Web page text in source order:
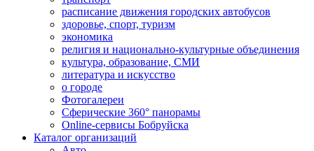
расписание движения городских автобусов
здоровье, спорт, туризм
экономика
религия и национально-культурные объединения
культура, образование, СМИ
литература и искусство
о городе
Фотогалереи
Сферические 360° панорамы
Online-сервисы Бобруйска
Каталог организаций